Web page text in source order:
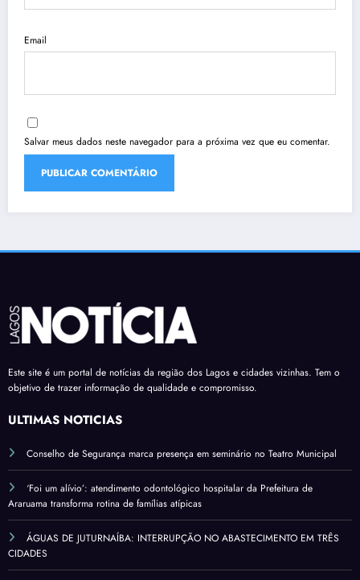
Email
Salvar meus dados neste navegador para a próxima vez que eu comentar.
Este site é um portal de notícias da região dos Lagos e cidades vizinhas. Tem o
objetivo de trazer informação de qualidade e compromisso.
ÚLTIMAS NOTÍCIAS
Conselho de Segurança marca presença em seminário no Teatro Municipal
‘Foi um alívio’: atendimento odontológico hospitalar da Prefeitura de
Araruama transforma rotina de famílias atípicas
ÁGUAS DE JUTURNAÍBA: INTERRUPÇÃO NO ABASTECIMENTO EM TRÊS
CIDADES